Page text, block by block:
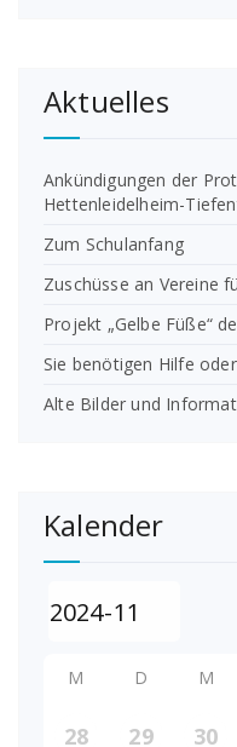
Aktuelles
Ankündigungen der
Hettenleidelheim-
Zum Schulanfang
Zuschüsse an Vereine
Projekt „Gelbe Füße“
Sie benötigen Hilfe
Alte Bilder und
Kalender
M D M
28 29 30